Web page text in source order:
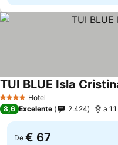
4 EstrelasHotel
TUI BLUE Isla
8,6 Excelente 2.424 a
De € 67